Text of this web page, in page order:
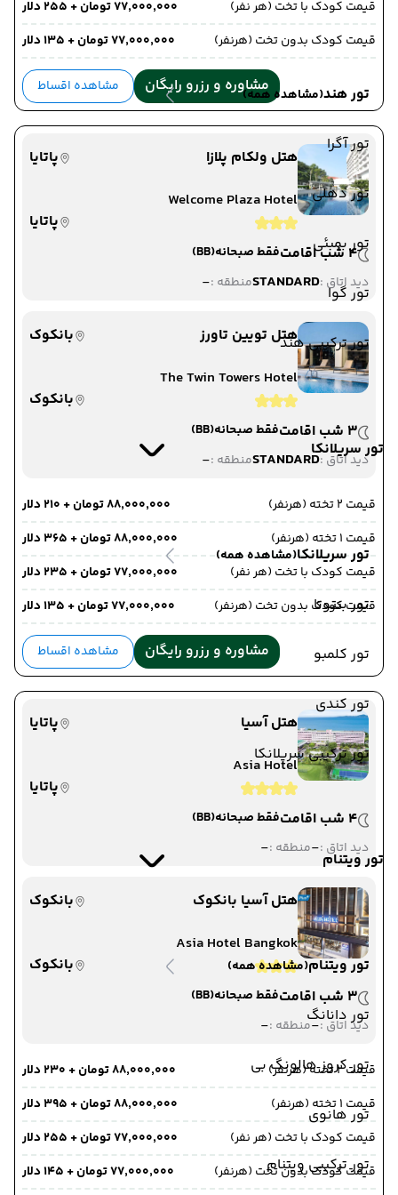
تور هند(مشاهده همه)
تور آگرا
تور دهلی
تور بمبئی
تور گوا
تور ترکیبی هند
تور سریلانکا
تور سریلانکا(مشاهده همه)
تور بنتوتا
تور کلمبو
تور کندی
تور ترکیبی سریلانکا
تور ویتنام
تور ویتنام(مشاهده همه)
تور دانانگ
تور کروز هالونگ بی
تور هانوی
تور ترکیبی ویتنام
قیمت کودک با تخت (هر نفر)
۷۷٬۰۰۰٬۰۰۰ تومان + ۲۵۵ دلار
قیمت کودک بدون تخت (هرنفر)
۷۷٬۰۰۰٬۰۰۰ تومان + ۱۳۵ دلار
مشاوره و رزرو رایگان مشاهده اقساط
هتل ولکام پلازا
پاتایا
Welcome Plaza Hotel
پاتایا
4 شب اقامت
فقط صبحانه(BB)
دید اتاق :STANDARDمنطقه :-
هتل تویین تاورز
بانکوک
The Twin Towers Hotel
بانکوک
3 شب اقامت
فقط صبحانه(BB)
دید اتاق :STANDARDمنطقه :-
قیمت 2 تخته (هرنفر)
۸۸٬۰۰۰٬۰۰۰ تومان + ۲۱۰ دلار
قیمت 1 تخته (هرنفر)
۸۸٬۰۰۰٬۰۰۰ تومان + ۳۶۵ دلار
قیمت کودک با تخت (هر نفر)
۷۷٬۰۰۰٬۰۰۰ تومان + ۲۳۵ دلار
قیمت کودک بدون تخت (هرنفر)
۷۷٬۰۰۰٬۰۰۰ تومان + ۱۳۵ دلار
مشاوره و رزرو رایگان مشاهده اقساط
هتل آسیا
پاتایا
Asia Hotel
پاتایا
4 شب اقامت
فقط صبحانه(BB)
دید اتاق :-منطقه :-
هتل آسیا بانکوک
بانکوک
Asia Hotel Bangkok
بانکوک
3 شب اقامت
فقط صبحانه(BB)
دید اتاق :-منطقه :-
قیمت 2 تخته (هرنفر)
۸۸٬۰۰۰٬۰۰۰ تومان + ۲۳۰ دلار
قیمت 1 تخته (هرنفر)
۸۸٬۰۰۰٬۰۰۰ تومان + ۳۹۵ دلار
قیمت کودک با تخت (هر نفر)
۷۷٬۰۰۰٬۰۰۰ تومان + ۲۵۵ دلار
قیمت کودک بدون تخت (هرنفر)
۷۷٬۰۰۰٬۰۰۰ تومان + ۱۴۵ دلار